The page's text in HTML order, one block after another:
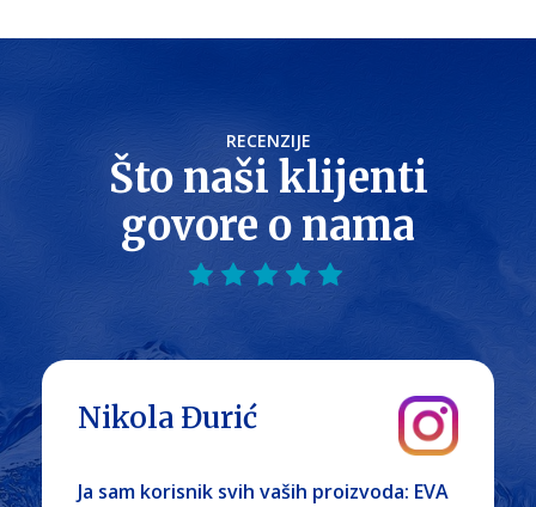
RECENZIJE
Što naši klijenti
govore o nama
Nikola Đurić
Ja sam korisnik svih vaših proizvoda: EVA